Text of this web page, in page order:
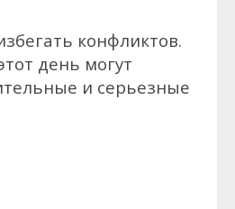
конфликтов.
день могут
и серьезные